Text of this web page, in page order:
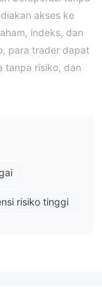
akses ke
indeks, dan
para trader dapat
tanpa risiko, dan
memulai dengan
Edge Finance.
risiko tinggi